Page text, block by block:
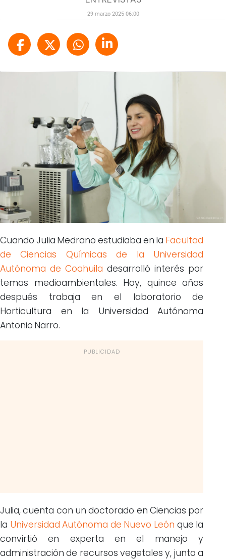
29 marzo 2025 06:00
Cuando Julia Medrano estudiaba en la Facultad
de Ciencias Químicas de la Universidad
Autónoma de Coahuiladesarrolló interés por
temas medioambientales. Hoy, quince años
después trabaja en el laboratorio de
Horticultura en la Universidad Autónoma
Antonio Narro.
PUBLICIDAD
Julia, cuenta con un doctorado en Ciencias por
la Universidad Autónoma de Nuevo León que la
convirtió en experta en el manejo y
administración de recursos vegetales y, junto a